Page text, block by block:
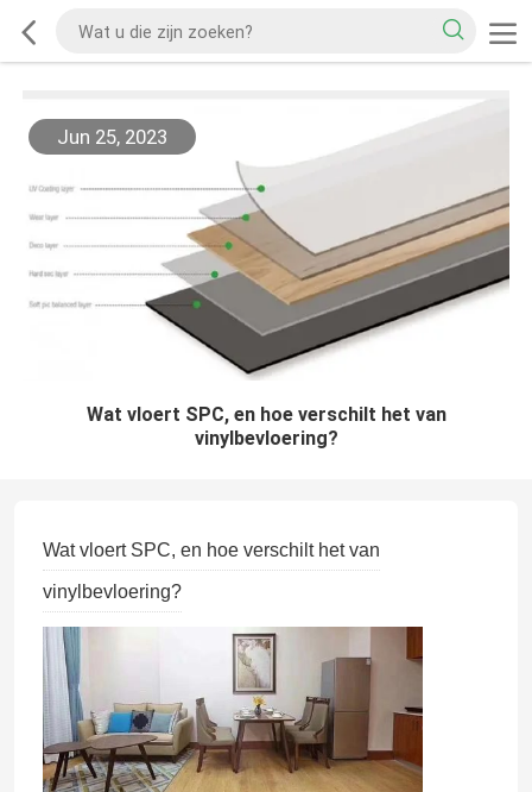
Jun 25, 2023
Wat vloert SPC, en hoe verschilt het van
vinylbevloering?
Wat vloert SPC, en hoe verschilt het van
vinylbevloering?